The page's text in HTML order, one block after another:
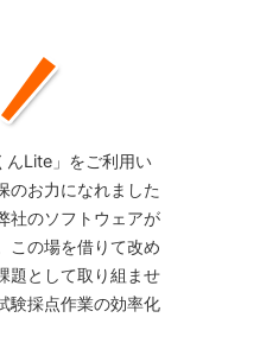
んLite」をご利用い
のお力になれました
社のソフトウェアが
この場を借りて改め
題として取り組ませ
験採点作業の効率化